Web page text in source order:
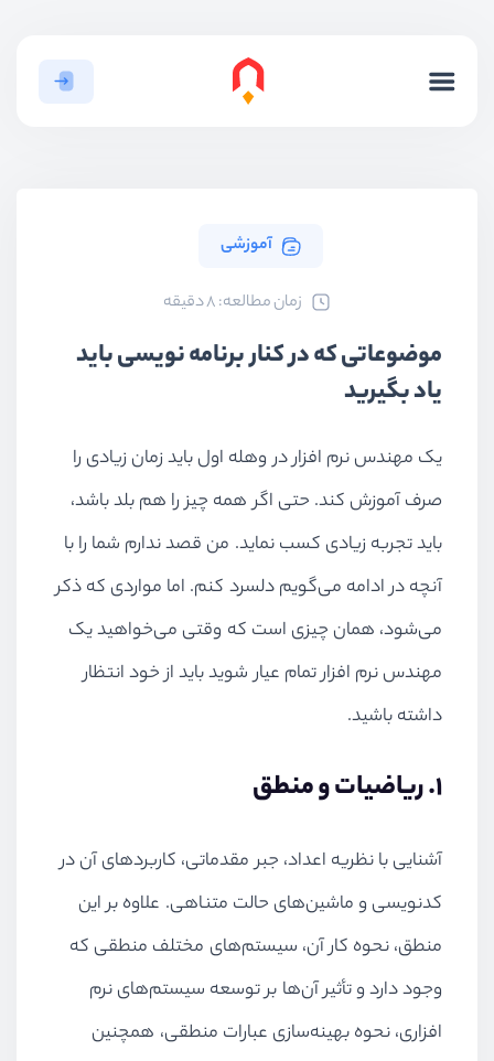
آموزشی
ﺯﻣﺎﻥ ﻣﻄﺎﻟﻌﻪ: 8 دقیقه
موضوعاتی که در کنار برنامه نویسی باید
یاد بگیرید
یک مهندس نرم افزار در وهله اول باید زمان زیادی را
صرف آموزش کند. حتی اگر همه چیز را هم بلد باشد،
باید تجربه زیادی کسب نماید. من قصد ندارم شما را با
آنچه در ادامه می‌گویم دلسرد کنم. اما مواردی که ذکر
می‌شود، همان چیزی است که وقتی می‌خواهید یک
مهندس نرم افزار تمام عیار شوید باید از خود انتظار
داشته باشید.
1. ریاضیات و منطق
آشنایی با نظریه اعداد، جبر مقدماتی، کاربردهای آن در
کدنویسی و ماشین‌های حالت متناهی. علاوه بر این
منطق، نحوه کار آن، سیستم‌های مختلف منطقی که
وجود دارد و تأثیر آن‌ها بر توسعه سیستم‌های نرم
افزاری، نحوه بهینه‌سازی عبارات منطقی، همچنین